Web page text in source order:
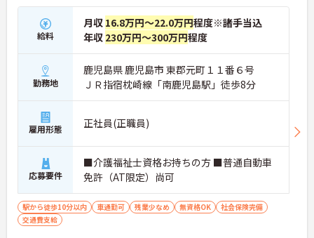
給料
月収 16.8万円～22.0万円程度※諸手当込
年収 230万円～300万円程度
勤務地
鹿児島県 鹿児島市 東郡元町１１番６号
ＪＲ指宿枕崎線「南鹿児島駅」徒歩8分
雇用形態 正社員(正職員)
応募要件
■介護福祉士資格お持ちの方 ■普通自動車
免許（AT限定）尚可
駅から徒歩10分以内 車通勤可 残業少なめ 無資格OK
社会保険完備
交通費支給